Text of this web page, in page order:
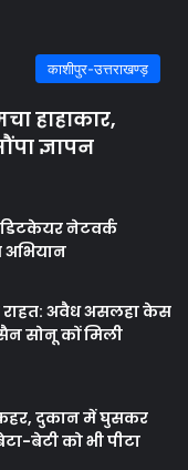
काशीपुर-उत्तराखण्ड़
हाहाकार,
ज्ञापन
नेटवर्क
अभियान
राहत: अवैध असलहा केस
सोनू कों मिली
दुकान में घुसकर
बेटी को भी पीटा